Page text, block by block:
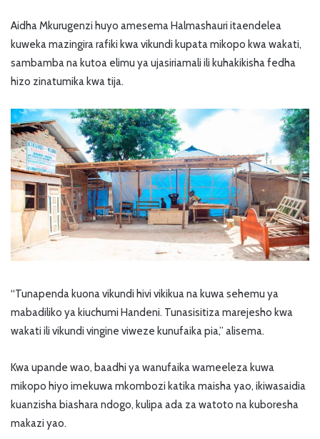
Aidha Mkurugenzi huyo amesema Halmashauri itaendelea
kuweka mazingira rafiki kwa vikundi kupata mikopo kwa wakati,
sambamba na kutoa elimu ya ujasiriamali ili kuhakikisha fedha
hizo zinatumika kwa tija.
“Tunapenda kuona vikundi hivi vikikua na kuwa sehemu ya
mabadiliko ya kiuchumi Handeni. Tunasisitiza marejesho kwa
wakati ili vikundi vingine viweze kunufaika pia,” alisema.
Kwa upande wao, baadhi ya wanufaika wameeleza kuwa
mikopo hiyo imekuwa mkombozi katika maisha yao, ikiwasaidia
kuanzisha biashara ndogo, kulipa ada za watoto na kuboresha
makazi yao.